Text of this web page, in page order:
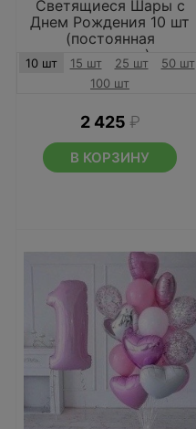
Светящиеся Шары с
Днем Рождения 10 шт
(постоянная
подсветка)
10 шт 15 шт 25 шт
50 шт
100 шт
2 425 ₽
В КОРЗИНУ